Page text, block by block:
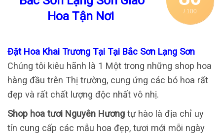
/ 100
Hoa Tận Nơi
Đặt Hoa Khai Trương Tại Tại Bắc Sơn Lạng Sơn
Chúng tôi kiêu hãnh là 1 Một trong những shop hoa
hàng đầu trên Thị trường, cung ứng các bó hoa rất
đẹp và rất chất lượng độc nhất vô nhị.
Shop hoa tươi Nguyên Hương tự hào là địa chỉ uy
tín cung cấp các mẫu hoa đẹp, tươi mới mỗi ngày